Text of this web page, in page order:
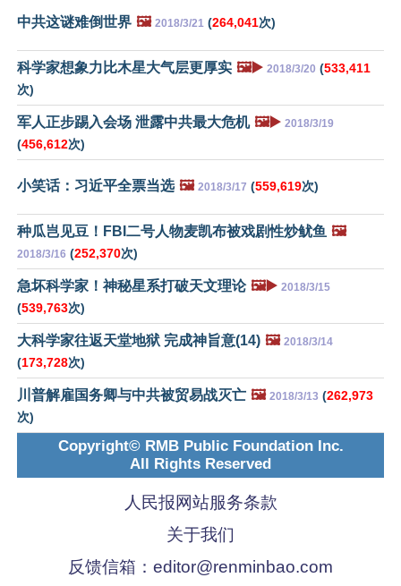
中共这谜难倒世界 🖼️ 2018/3/21 (264,041次)
科学家想象力比木星大气层更厚实 🖼️▶️ 2018/3/20 (533,411
次)
军人正步踢入会场 泄露中共最大危机 🖼️▶️ 2018/3/19
(456,612次)
小笑话：习近平全票当选 🖼️ 2018/3/17 (559,619次)
种瓜岂见豆！FBI二号人物麦凯布被戏剧性炒鱿鱼 🖼️
2018/3/16 (252,370次)
急坏科学家！神秘星系打破天文理论 🖼️▶️ 2018/3/15
(539,763次)
大科学家往返天堂地狱 完成神旨意(14) 🖼️ 2018/3/14
(173,728次)
川普解雇国务卿与中共被贸易战灭亡 🖼️ 2018/3/13 (262,973
次)
Copyright© RMB Public Foundation Inc.
All Rights Reserved
人民报网站服务条款
关于我们
反馈信箱： editor@renminbao.com